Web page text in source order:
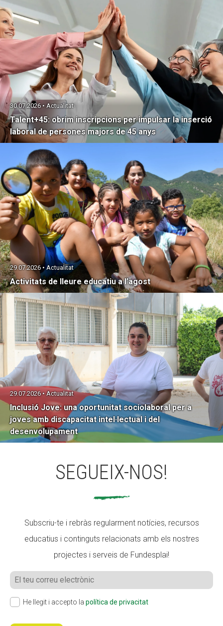
Talent+45: obrim inscripcions per impulsar la inserció
laboral de persones majors de 45 anys
30.07.2026 • Actualitat
Activitats de lleure educatiu a l’agost
29.07.2026 • Actualitat
Inclusió Jove: una oportunitat sociolaboral per a
joves amb discapacitat intel·lectual i del
desenvolupament
29.07.2026 • Actualitat
SEGUEIX-NOS!
Subscriu-te i rebràs regularment notícies, recursos
educatius i continguts relacionats amb els nostres
projectes i serveis de Fundesplai!
He llegit i accepto la política de privacitat